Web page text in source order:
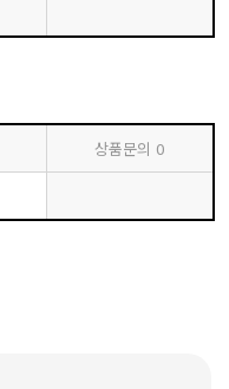
상품문의 0